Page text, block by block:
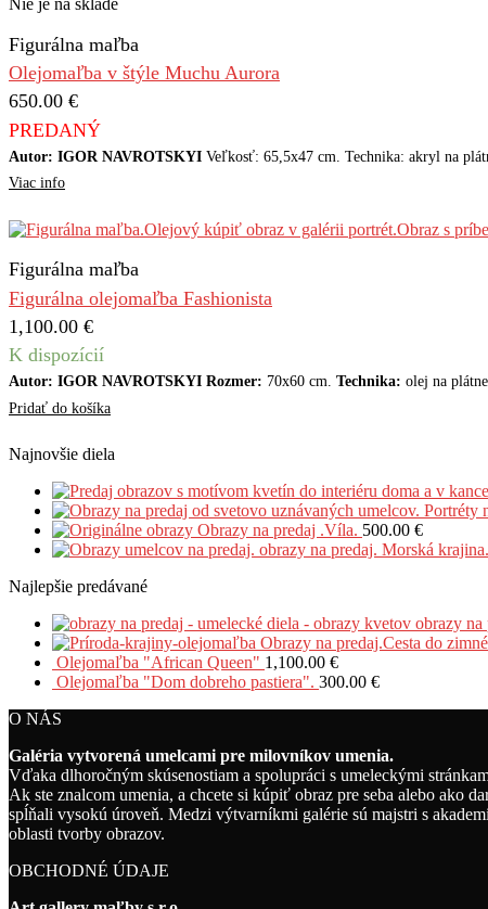
Nie je na sklade
Figurálna maľba
Olejomaľba v štýle Muchu Aurora
650.00 €
PREDANÝ
Autor: IGOR NAVROTSKYI Veľkosť: 65,5x47 cm. Technika: akryl na
Viac info
Figurálna maľba
Figurálna olejomaľba Fashionista
1,100.00 €
K dispozícií
Autor: IGOR NAVROTSKYI Rozmer: 70x60 cm. Technika: olej na
Pridať do košíka
Najnovšie diela
Obrazy na predaj .Víla. 500.00 €
obrazy na predaj. Morská krajina.
Najlepšie predávané
obrazy na
Obrazy na predaj.Cesta do
Olejomaľba "African Queen" 1,100.00 €
Olejomaľba "Dom dobreho pastiera". 300.00 €
O NÁS
Galéria vytvorená umelcami pre milovníkov umenia.
Vďaka dlhoročným skúsenostiam a spolupráci s umeleckými
Ak ste znalcom umenia, a chcete si kúpiť obraz pre seba alebo ako
spĺňali vysokú úroveň. Medzi výtvarníkmi galérie sú majstri s
oblasti tvorby obrazov.
OBCHODNÉ ÚDAJE